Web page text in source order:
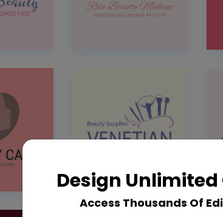
Design
Access Thousands Of